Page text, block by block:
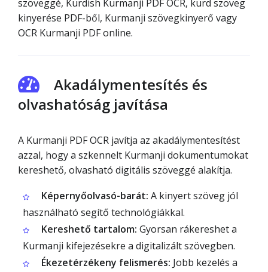
szöveggé, Kurdish Kurmanji PDF OCR, kurd szöveg
kinyerése PDF-ből, Kurmanji szövegkinyerő vagy
OCR Kurmanji PDF online.
Akadálymentesítés és
olvashatóság javítása
A Kurmanji PDF OCR javítja az akadálymentesítést
azzal, hogy a szkennelt Kurmanji dokumentumokat
kereshető, olvasható digitális szöveggé alakítja.
Képernyőolvasó-barát: A kinyert szöveg jól
használható segítő technológiákkal.
Kereshető tartalom: Gyorsan rákereshet a
Kurmanji kifejezésekre a digitalizált szövegben.
Ékezetérzékeny felismerés: Jobb kezelés a